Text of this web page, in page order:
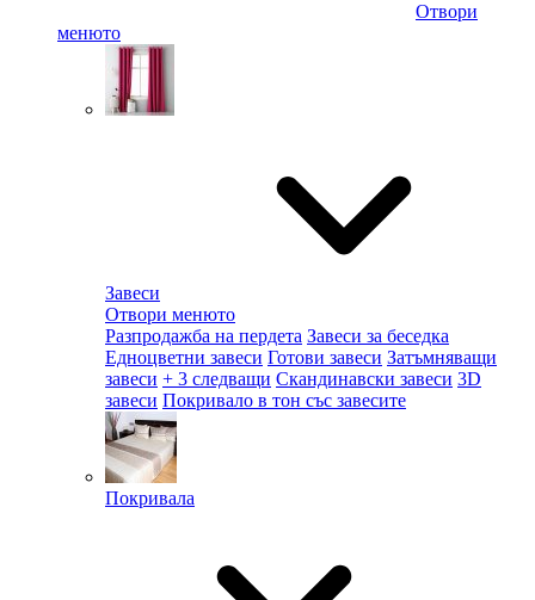
Отвори
менюто
Завеси
Отвори менюто
Разпродажба на пердета Завеси за беседка
Едноцветни завеси Готови завеси Затъмняващи
завеси + 3 следващи Скандинавски завеси 3D
завеси Покривало в тон със завесите
Покривала